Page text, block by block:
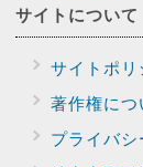
サイトについて
サイトポリ
著作権につ
プライバシ